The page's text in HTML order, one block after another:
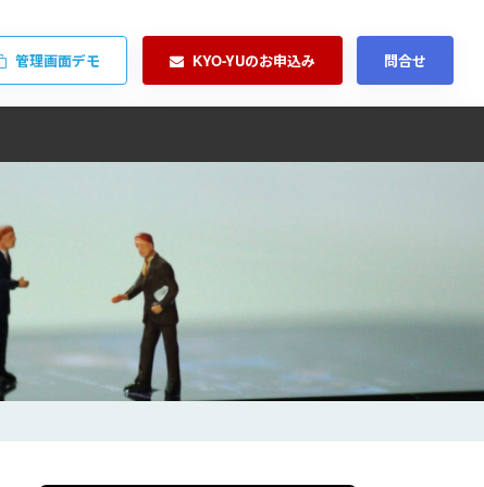
管理画面デモ KYO-YUのお申込み 問合せ